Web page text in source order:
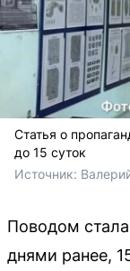
Статья о
до 15 суток
Источник:
Поводом
днями ранее,